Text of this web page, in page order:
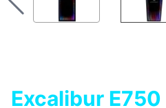
Excalibur E750